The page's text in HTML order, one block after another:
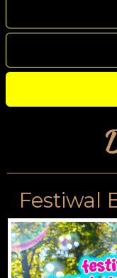
Festiwal